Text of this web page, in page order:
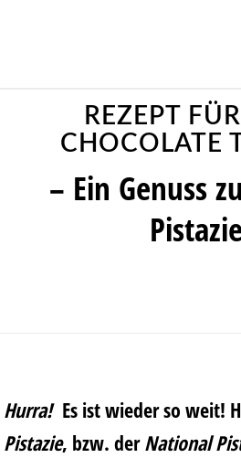
REZEPT
CHOCOLATE
– Ein Genuss
Hurra!Es ist wieder so weit!
Pistazie, bzw. derNational